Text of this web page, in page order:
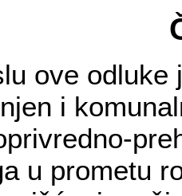
ove
i
u prometu